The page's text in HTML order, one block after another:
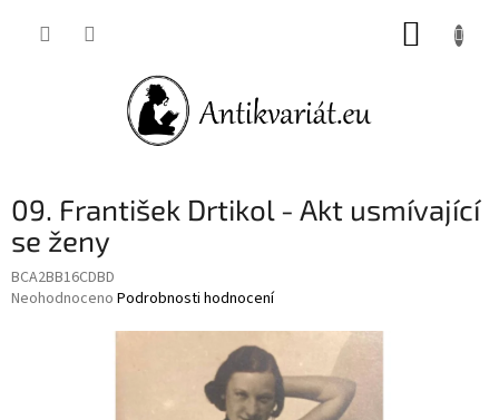
09. František Drtikol - Akt usmívající
se ženy
BCA2BB16CDBD
Průměrné
Neohodnoceno Podrobnosti hodnocení